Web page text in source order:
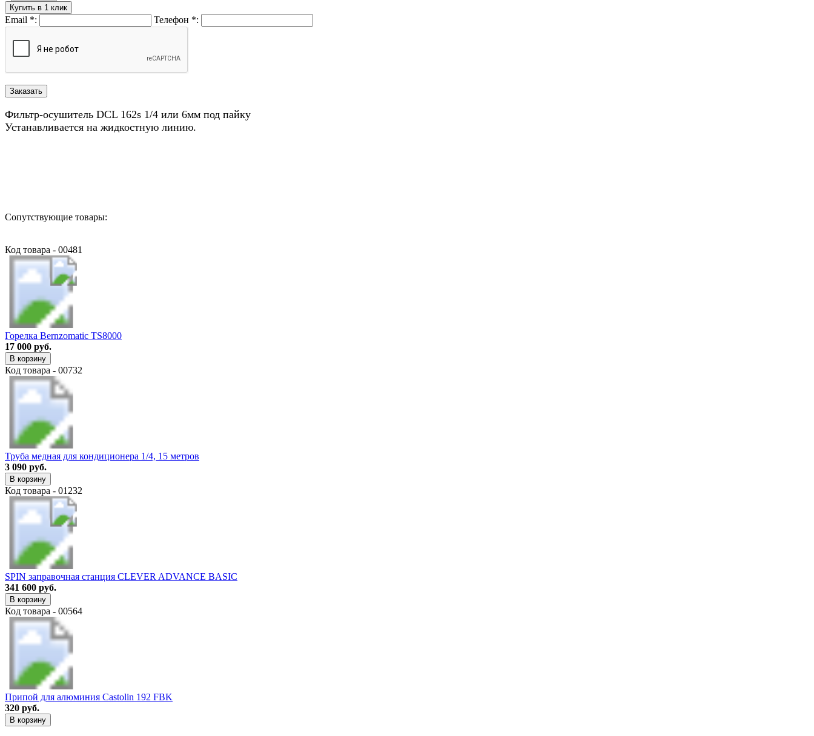
Купить в 1 клик
Email *: Телефон *:
Фильтр-осушитель DCL 162s 1/4 или 6мм под пайку
Устанавливается на жидкостную линию.
Сопутствующие товары:
Код товара - 00481
Горелка Bernzomatic TS8000
17 000 руб.
В корзину
Код товара - 00732
Труба медная для кондиционера 1/4, 15 метров
3 090 руб.
В корзину
Код товара - 01232
SPIN заправочная станция CLEVER ADVANCE BASIC
341 600 руб.
В корзину
Код товара - 00564
Припой для алюминия Castolin 192 FBK
320 руб.
В корзину